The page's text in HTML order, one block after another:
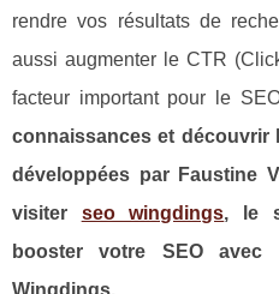
rendre vos résultats de
aussi augmenter le CTR
facteur important pour le
connaissances et découvrir
développées par Faustine
visiter seo wingdings, le
booster votre SEO avec
Wingdings.